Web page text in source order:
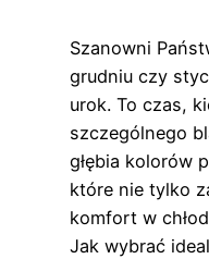
Szanowni
grudniu czy
urok. To czas,
szczególnego
głębia kolorów
które nie tylko
komfort w
Jak wybrać